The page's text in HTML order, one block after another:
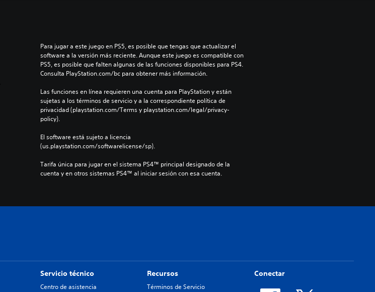
Para jugar a este juego en PS5, es posible que tengas que actualizar el
software a la versión más reciente. Aunque este juego es compatible con
PS5, es posible que falten algunas de las funciones disponibles para PS4.
Consulta PlayStation.com/bc para obtener más información.
Las funciones en línea requieren una cuenta para PlayStation y están
sujetas a los términos de servicio y a la correspondiente política de
privacidad (playstation.com/Terms y playstation.com/legal/privacy-
policy).
El software está sujeto a licencia
(us.playstation.com/softwarelicense/sp).
Tarifa única para jugar en el sistema PS4™ principal designado de la
cuenta y en otros sistemas PS4™ al iniciar sesión con esa cuenta.
Servicio técnico
Centro de asistencia
Recursos
Términos de Servicio
Conectar